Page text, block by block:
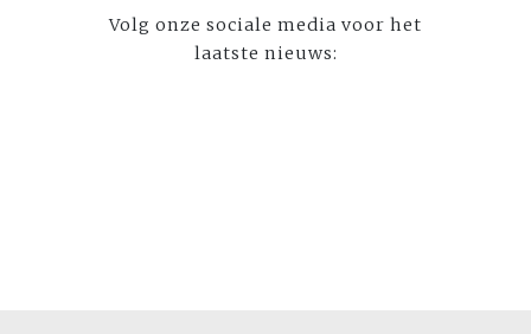
Volg onze sociale media voor het
laatste nieuws: